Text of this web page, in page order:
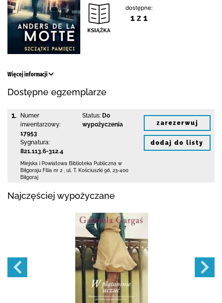
dostępne:
1 z 1
Więcej informacji
Dostępne egzemplarze
1.
Numer
inwentarzowy:
17953
Sygnatura:
821.113.6-312.4
Status: Do
wypożyczenia
Miejska i Powiatowa Biblioteka Publiczna w
Biłgoraju Filia nr 2
ul. T. Kościuszki 96 23-400
Biłgoraj
zarezerwuj
dodaj do listy
Najczęściej wypożyczane